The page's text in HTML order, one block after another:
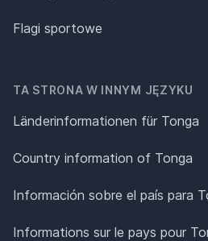
Flagi sportowe
TA STRONA W INNYM JĘZYKU
Länderinformationen für Tonga
Country information of Tonga
Información sobre el país para
Informations sur le pays pour